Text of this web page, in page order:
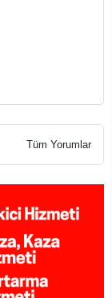
Tüm Yorumlar